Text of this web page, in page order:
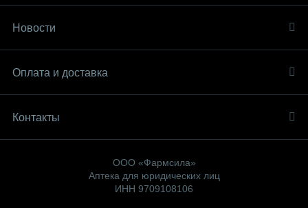
Новости
Оплата и доставка
Контакты
ООО «Фармсила»
Аптека для юридических лиц
ИНН 9709108106